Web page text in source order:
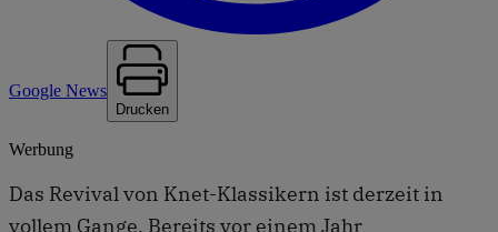
Google News
Drucken
Werbung
Das Revival von Knet-Klassikern ist derzeit in
vollem Gange. Bereits vor einem Jahr